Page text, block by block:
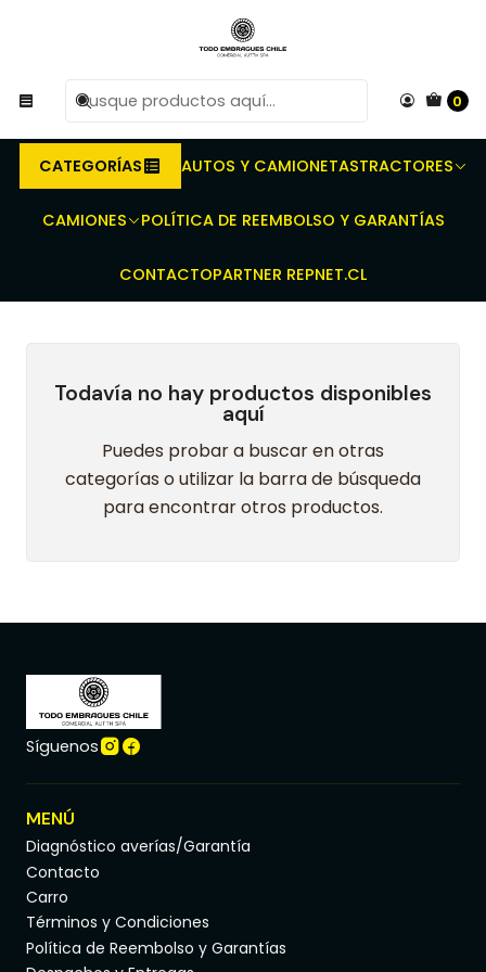
0
CATEGORÍAS AUTOS Y CAMIONETASTRACTORES
CAMIONES POLÍTICA DE REEMBOLSO Y GARANTÍAS
CONTACTOPARTNER REPNET.CL
Compra antes de las 10 AM de Lunes a Viernes y
entregaremos al transporte en un máximo de 24 hrs hábiles.
Inicio
embrague - Discos toma Fuerza
MASSEY FERGUSON
MASSEY FERGUSON
Todavía no hay productos disponibles
aquí
Puedes probar a buscar en otras
categorías o utilizar la barra de búsqueda
para encontrar otros productos.
Síguenos
MENÚ
Diagnóstico averías/Garantía
Contacto
Carro
Términos y Condiciones
Política de Reembolso y Garantías